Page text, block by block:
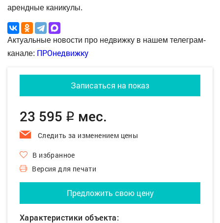
арендные каникулы.
Актуальные новости про недвижку в нашем телеграм-
канале: ПРОнедвижку
Записаться на показ
23 595 q мес.
Следить за изменением цены
В избранное
Версия для печати
Предложить свою цену
Характеристики объекта: